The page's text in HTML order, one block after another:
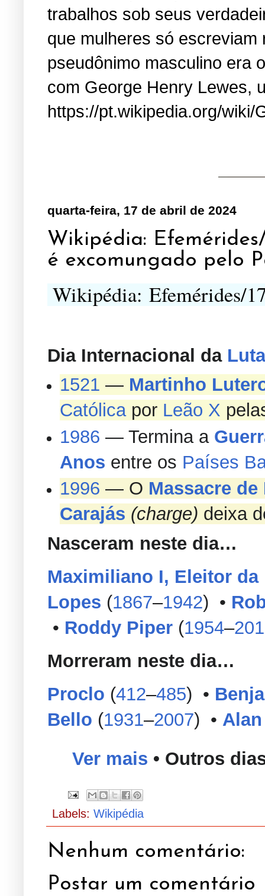
trabalhos sob seus
que mulheres só
pseudônimo masculino era
com George Henry Lewes,
https://pt.wikipedia.org/wiki/
quarta-feira, 17 de abril de 2024
Wikipédia:
é excomungado pelo
Wikipédia: Efemérides/
Dia Internacional da
1521 — Martinho
Católicapor Leão X
1986 — Termina a
Anos entre os Países
1996 — O Massacre
Carajás (charge) deixa
Nasceram neste dia…
Maximiliano I, Eleitor da
Lopes (1867–1942) •
• Roddy Piper (1954–
Morreram neste dia…
Proclo (412–485) •
Bello (1931–2007) •
Ver mais • Outros
Labels: Wikipédia
Nenhum comentário:
Postar um comentário